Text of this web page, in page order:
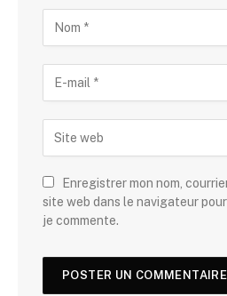
Enregistrer mon nom,
site web dans le navigateur
je commente.